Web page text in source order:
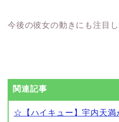
今後の彼女の動きにも注目し
関連記事
☆【ハイキュー】宇内天満